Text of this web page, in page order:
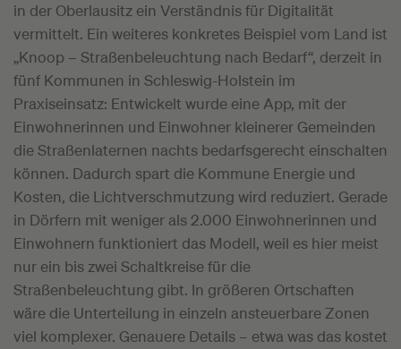
in der Oberlausitz ein Verständnis für Digitalität
vermittelt. Ein weiteres konkretes Beispiel vom Land ist
„Knoop – Straßenbeleuchtung nach Bedarf“, derzeit in
fünf Kommunen in Schleswig-Holstein im
Praxiseinsatz: Entwickelt wurde eine App, mit der
Einwohnerinnen und Einwohner kleinerer Gemeinden
die Straßenlaternen nachts bedarfsgerecht einschalten
können. Dadurch spart die Kommune Energie und
Kosten, die Lichtverschmutzung wird reduziert. Gerade
in Dörfern mit weniger als 2.000 Einwohnerinnen und
Einwohnern funktioniert das Modell, weil es hier meist
nur ein bis zwei Schaltkreise für die
Straßenbeleuchtung gibt. In größeren Ortschaften
wäre die Unterteilung in einzeln ansteuerbare Zonen
viel komplexer. Genauere Details – etwa was das kostet